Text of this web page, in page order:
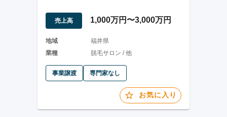
売上高 1,000万円〜3,000万円
地域
福井県
業種
脱毛サロン / 他
事業譲渡 専門家なし
お気に入り